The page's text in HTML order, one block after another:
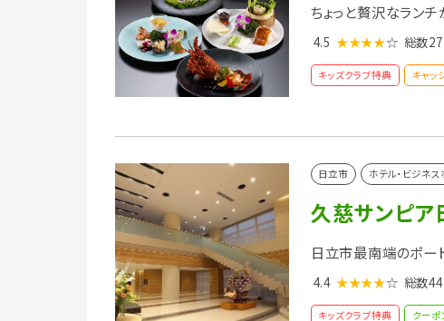
ちょっと贅沢なラン
4.5 ★★★★☆ 総数27
キッズクラブ特典 キャッ
日立市 ホテル・ビジネス
久慈サンピア
日立市最南端のポー
4.4 ★★★★☆ 総数44
キッズクラブ特典 クーポ